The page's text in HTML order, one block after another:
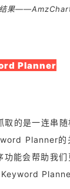
结果
Planner
的是一连串随
Planner的
功能会帮助我